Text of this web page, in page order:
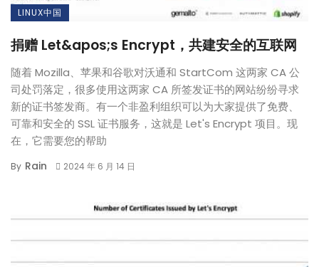
LINUX中国
捐赠 Let&apos;s Encrypt，共建安全的互联网
随着 Mozilla、苹果和谷歌对沃通和 StartCom 这两家 CA 公
司处罚落定，很多使用这两家 CA 所签发证书的网站纷纷寻求
新的证书签发商。有一个非盈利组织可以为大家提供了免费、
可靠和安全的 SSL 证书服务，这就是 Let's Encrypt 项目。现
在，它需要您的帮助
By Rain 2024 年 6 月 14 日